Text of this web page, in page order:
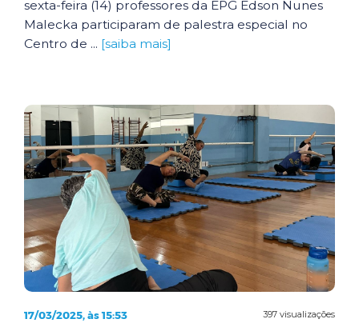
sexta-feira (14) professores da EPG Edson Nunes
Malecka participaram de palestra especial no
Centro de ... [saiba mais]
397 visualizações
17/03/2025, às 15:53